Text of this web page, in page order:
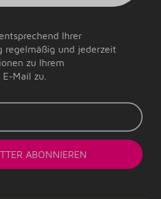
Ihrer
regelmäßig und jederzeit
zu Ihrem
Mail zu.
ABONNIEREN